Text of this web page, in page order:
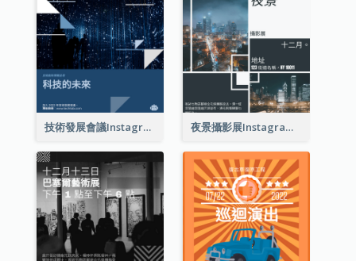
技術發展會議Instagram帖子 夜景攝影展Instagram貼子